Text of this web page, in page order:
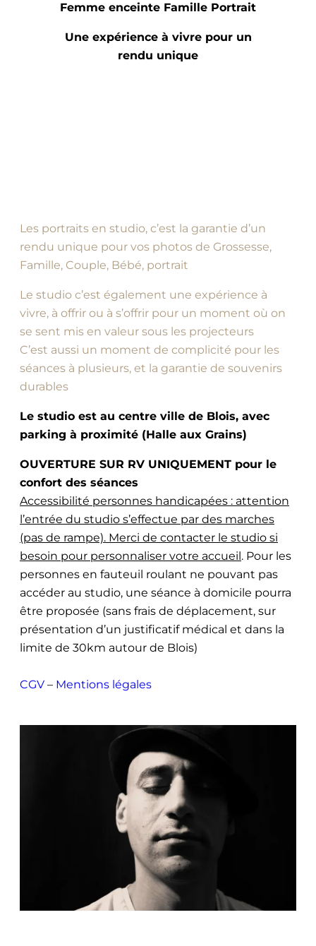
Femme enceinte Famille Portrait
Une expérience à vivre pour un
rendu unique
Les portraits en studio, c’est la garantie d’un
rendu unique pour vos photos de Grossesse,
Famille, Couple, Bébé, portrait
Le studio c’est également une expérience à
vivre, à offrir ou à s’offrir pour un moment où on
se sent mis en valeur sous les projecteurs
C’est aussi un moment de complicité pour les
séances à plusieurs, et la garantie de souvenirs
durables
Le studio est au centre ville de Blois, avec
parking à proximité (Halle aux Grains)
OUVERTURE SUR RV UNIQUEMENT pour le
confort des séances
Accessibilité personnes handicapées : attention
l’entrée du studio s’effectue par des marches
(pas de rampe). Merci de contacter le studio si
besoin pour personnaliser votre accueil. Pour les
personnes en fauteuil roulant ne pouvant pas
accéder au studio, une séance à domicile pourra
être proposée (sans frais de déplacement, sur
présentation d’un justificatif médical et dans la
limite de 30km autour de Blois)
CGV – Mentions légales